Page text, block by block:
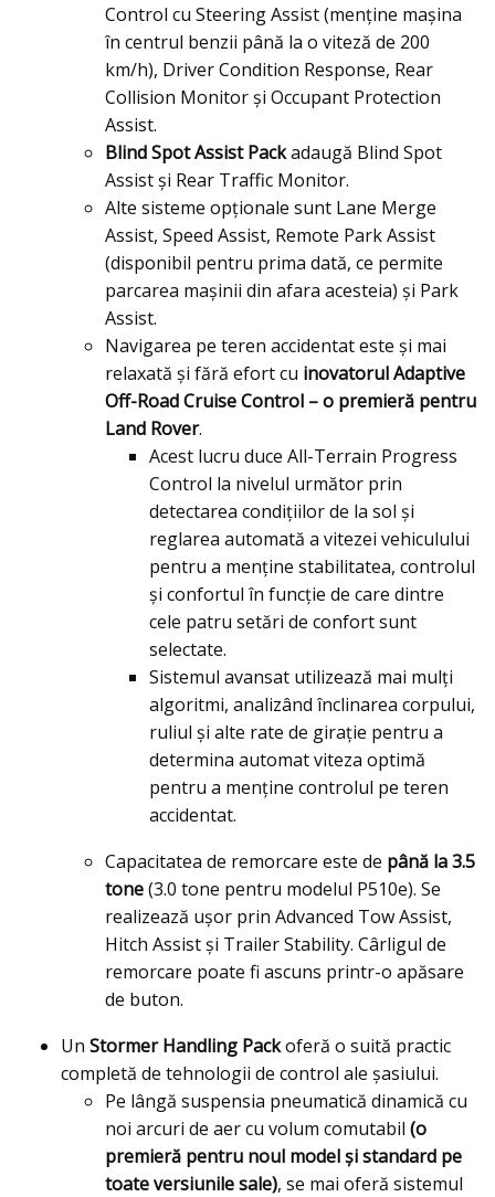
Control cu Steering Assist (menţine maşina
în centrul benzii până la o viteză de 200
km/h), Driver Condition Response, Rear
Collision Monitor şi Occupant Protection
Assist.
Blind Spot Assist Packadaugă Blind Spot
Assist şi Rear Traffic Monitor.
Alte sisteme opţionale sunt Lane Merge
Assist, Speed Assist, Remote Park Assist
(disponibil pentru prima dată, ce permite
parcarea maşinii din afara acesteia) şi Park
Assist.
Navigarea pe teren accidentat este și mai
relaxată și fără efort cu inovatorul Adaptive
Off-Road Cruise Control – o premieră pentru
Land Rover.
Acest lucru duce All-Terrain Progress
Control la nivelul următor prin
detectarea condițiilor de la sol și
reglarea automată a vitezei vehiculului
pentru a menține stabilitatea, controlul
și confortul în funcție de care dintre
cele patru setări de confort sunt
selectate.
Sistemul avansat utilizează mai mulți
algoritmi, analizând înclinarea corpului,
ruliul și alte rate de girație pentru a
determina automat viteza optimă
pentru a menține controlul pe teren
accidentat.
Capacitatea de remorcare este de până la 3.5
tone(3.0 tone pentru modelul P510e). Se
realizează uşor prin Advanced Tow Assist,
Hitch Assist şi Trailer Stability. Cârligul de
remorcare poate fi ascuns printr-o apăsare
de buton.
Un Stormer Handling Packoferă o suită practic
completă de tehnologii de control ale șasiului.
Pe lângă suspensia pneumatică dinamică cu
noi arcuri de aer cu volum comutabil (o
premieră pentru noul model şi standard pe
toate versiunile sale), se mai oferă sistemul